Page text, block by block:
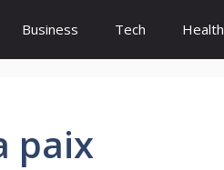
Business Tech Health
paix